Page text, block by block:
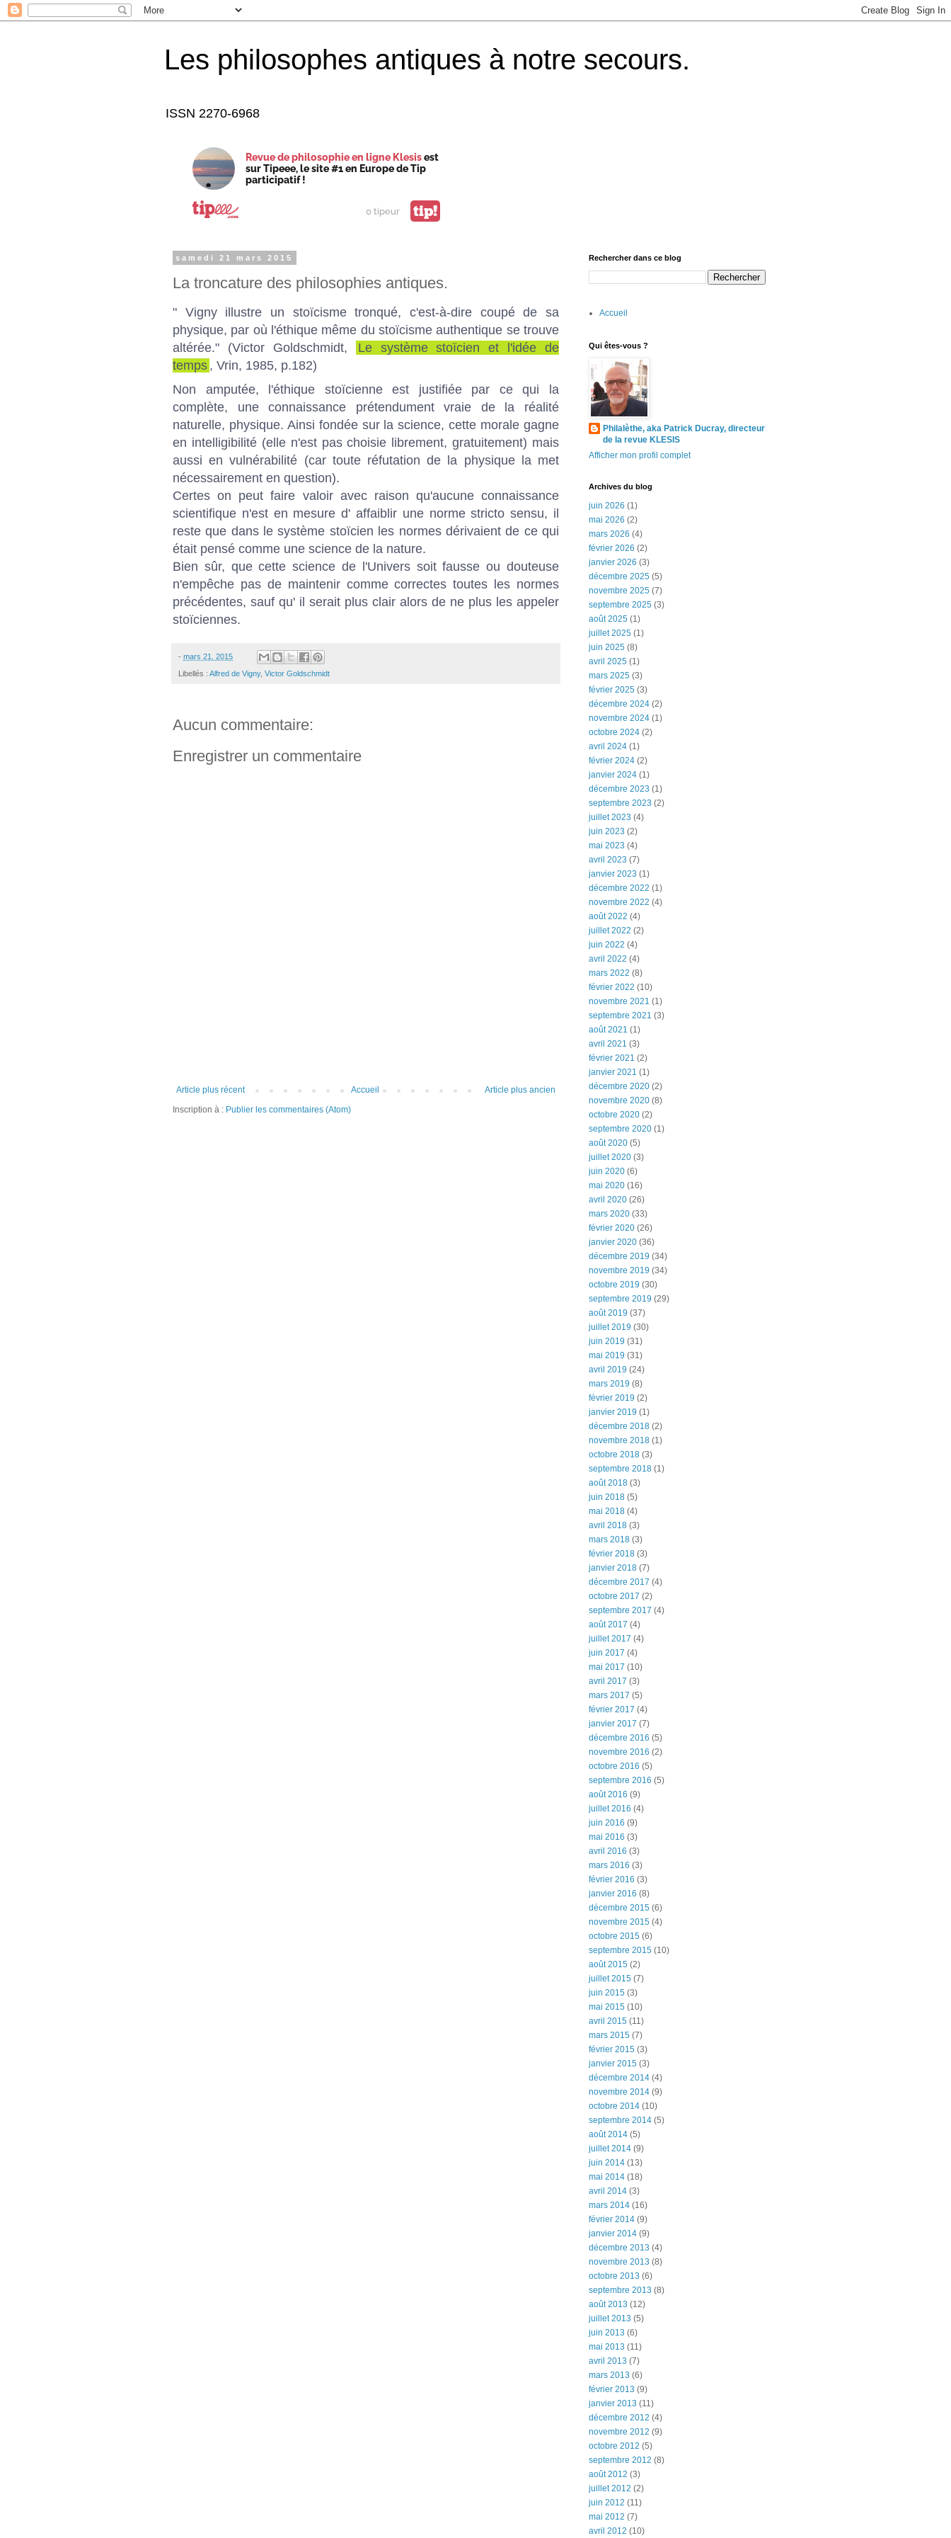
Les philosophes antiques à notre secours.
ISSN 2270-6968
Revue de philosophie en ligne Klesisest
sur Tipeee, le site #1 en Europe de Tip
participatif !
0 tipeur tip!
samedi 21 mars 2015
La troncature des philosophies antiques.
" Vigny illustre un stoïcisme tronqué, c'est-à-dire coupé de sa
physique, par où l'éthique même du stoïcisme authentique se trouve
altérée." (Victor Goldschmidt,
Le système stoïcien et l'idée de
temps , Vrin, 1985, p.182)
Non amputée, l'éthique stoïcienne est justifiée par ce qui la
complète, une connaissance prétendument vraie de la réalité
naturelle, physique. Ainsi fondée sur la science, cette morale gagne
en intelligibilité (elle n'est pas choisie librement, gratuitement) mais
aussi en vulnérabilité (car toute réfutation de la physique la met
nécessairement en question).
Certes on peut faire valoir avec raison qu'aucune connaissance
scientifique n'est en mesure d' affaiblir une norme stricto sensu, il
reste que dans le système stoïcien les normes dérivaient de ce qui
était pensé comme une science de la nature.
Bien sûr, que cette science de l'Univers soit fausse ou douteuse
n'empêche pas de maintenir comme correctes toutes les normes
précédentes, sauf qu' il serait plus clair alors de ne plus les appeler
stoïciennes.
- mars 21, 2015
Libellés : Alfred de Vigny, Victor Goldschmidt
Aucun commentaire:
Enregistrer un commentaire
Article plus récent Article plus ancien
Accueil
Inscription à : Publier les commentaires (Atom)
Rechercher dans ce blog
Accueil
Qui êtes-vous ?
Philalèthe, aka Patrick Ducray, directeur
de la revue KLESIS
Afficher mon profil complet
Archives du blog
juin 2026 (1)
mai 2026 (2)
mars 2026 (4)
février 2026 (2)
janvier 2026 (3)
décembre 2025 (5)
novembre 2025 (7)
septembre 2025 (3)
août 2025 (1)
juillet 2025 (1)
juin 2025 (8)
avril 2025 (1)
mars 2025 (3)
février 2025 (3)
décembre 2024 (2)
novembre 2024 (1)
octobre 2024 (2)
avril 2024 (1)
février 2024 (2)
janvier 2024 (1)
décembre 2023 (1)
septembre 2023 (2)
juillet 2023 (4)
juin 2023 (2)
mai 2023 (4)
avril 2023 (7)
janvier 2023 (1)
décembre 2022 (1)
novembre 2022 (4)
août 2022 (4)
juillet 2022 (2)
juin 2022 (4)
avril 2022 (4)
mars 2022 (8)
février 2022 (10)
novembre 2021 (1)
septembre 2021 (3)
août 2021 (1)
avril 2021 (3)
février 2021 (2)
janvier 2021 (1)
décembre 2020 (2)
novembre 2020 (8)
octobre 2020 (2)
septembre 2020 (1)
août 2020 (5)
juillet 2020 (3)
juin 2020 (6)
mai 2020 (16)
avril 2020 (26)
mars 2020 (33)
février 2020 (26)
janvier 2020 (36)
décembre 2019 (34)
novembre 2019 (34)
octobre 2019 (30)
septembre 2019 (29)
août 2019 (37)
juillet 2019 (30)
juin 2019 (31)
mai 2019 (31)
avril 2019 (24)
mars 2019 (8)
février 2019 (2)
janvier 2019 (1)
décembre 2018 (2)
novembre 2018 (1)
octobre 2018 (3)
septembre 2018 (1)
août 2018 (3)
juin 2018 (5)
mai 2018 (4)
avril 2018 (3)
mars 2018 (3)
février 2018 (3)
janvier 2018 (7)
décembre 2017 (4)
octobre 2017 (2)
septembre 2017 (4)
août 2017 (4)
juillet 2017 (4)
juin 2017 (4)
mai 2017 (10)
avril 2017 (3)
mars 2017 (5)
février 2017 (4)
janvier 2017 (7)
décembre 2016 (5)
novembre 2016 (2)
octobre 2016 (5)
septembre 2016 (5)
août 2016 (9)
juillet 2016 (4)
juin 2016 (9)
mai 2016 (3)
avril 2016 (3)
mars 2016 (3)
février 2016 (3)
janvier 2016 (8)
décembre 2015 (6)
novembre 2015 (4)
octobre 2015 (6)
septembre 2015 (10)
août 2015 (2)
juillet 2015 (7)
juin 2015 (3)
mai 2015 (10)
avril 2015 (11)
mars 2015 (7)
février 2015 (3)
janvier 2015 (3)
décembre 2014 (4)
novembre 2014 (9)
octobre 2014 (10)
septembre 2014 (5)
août 2014 (5)
juillet 2014 (9)
juin 2014 (13)
mai 2014 (18)
avril 2014 (3)
mars 2014 (16)
février 2014 (9)
janvier 2014 (9)
décembre 2013 (4)
novembre 2013 (8)
octobre 2013 (6)
septembre 2013 (8)
août 2013 (12)
juillet 2013 (5)
juin 2013 (6)
mai 2013 (11)
avril 2013 (7)
mars 2013 (6)
février 2013 (9)
janvier 2013 (11)
décembre 2012 (4)
novembre 2012 (9)
octobre 2012 (5)
septembre 2012 (8)
août 2012 (3)
juillet 2012 (2)
juin 2012 (11)
mai 2012 (7)
avril 2012 (10)